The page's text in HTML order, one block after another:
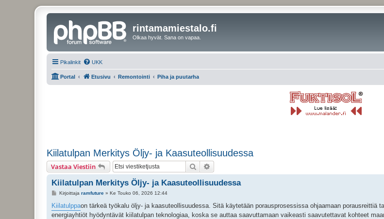
rintamamiestalo.fi
Olkaa hyvät. Sana on vapaa.
Pikalinkit UKK
Portal Etusivu Remontointi Piha ja puutarha
Kiilatulpan Merkitys Öljy- ja Kaasuteollisuudessa
Vastaa Viestiin Etsi
Kiilatulpan Merkitys Öljy- ja Kaasuteollisuudessa
V
e
s
t
Kirjoittaja ramfuture» Ke Touko 06, 2026 12:44
Kiilatulppaon tärkeä työkalu öljy- ja kaasuteollisuudessa. Sitä käytetään porausprosessissa ohjaamaan porausreittiä
energiayhtiöt hyödyntävät kiilatulpan teknologiaa, koska se auttaa saavuttamaan vaikeasti saavutettavat kohteet